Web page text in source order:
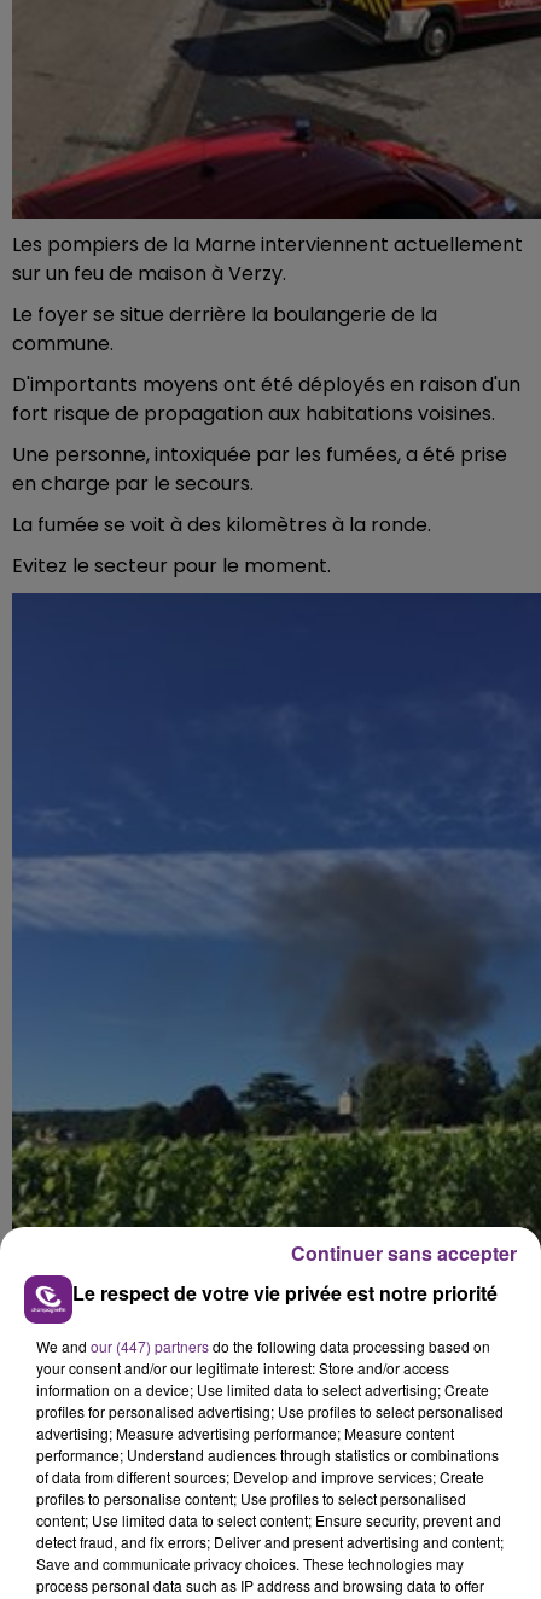
Les pompiers de la Marne interviennent actuellement
sur un feu de maison à Verzy.
Le foyer se situe derrière la boulangerie de la
commune.
D'importants moyens ont été déployés en raison d'un
fort risque de propagation aux habitations voisines.
Une personne, intoxiquée par les fumées, a été prise
en charge par le secours.
La fumée se voit à des kilomètres à la ronde.
Evitez le secteur pour le moment.
FIL D'ACTUS
Le respect de votre vie privée est notre priorité
We and our (447) partnersdo the following data processing based on
your consent and/or our legitimate interest: Store and/or access
information on a device; Use limited data to select advertising; Create
profiles for personalised advertising; Use profiles to select personalised
advertising; Measure advertising performance; Measure content
performance; Understand audiences through statistics or combinations
of data from different sources; Develop and improve services; Create
profiles to personalise content; Use profiles to select personalised
content; Use limited data to select content; Ensure security, prevent and
detect fraud, and fix errors; Deliver and present advertising and content;
Save and communicate privacy choices. These technologies may
process personal data such as IP address and browsing data to offer
Continuer sans accepter